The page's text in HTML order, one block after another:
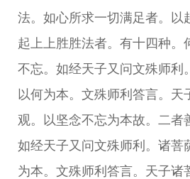
法。如心所求一切满足者。以
起上上胜胜法者。有十四种。
不忘。如经天子又问文殊师利
以何为本。文殊师利答言。天
观。以坚念不忘为本故。二者
如经天子又问文殊师利。诸菩
为本。文殊师利答言。天子诸